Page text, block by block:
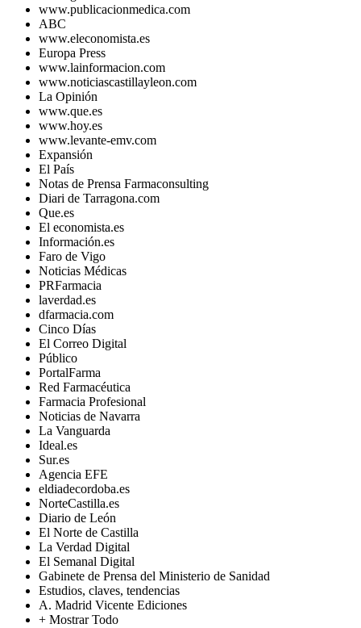
www.publicacionmedica.com
ABC
www.eleconomista.es
Europa Press
www.lainformacion.com
www.noticiascastillayleon.com
La Opinión
www.que.es
www.hoy.es
www.levante-emv.com
Expansión
El País
Notas de Prensa Farmaconsulting
Diari de Tarragona.com
Que.es
El economista.es
Información.es
Faro de Vigo
Noticias Médicas
PRFarmacia
laverdad.es
dfarmacia.com
Cinco Días
El Correo Digital
Público
PortalFarma
Red Farmacéutica
Farmacia Profesional
Noticias de Navarra
La Vanguarda
Ideal.es
Sur.es
Agencia EFE
eldiadecordoba.es
NorteCastilla.es
Diario de León
El Norte de Castilla
La Verdad Digital
El Semanal Digital
Gabinete de Prensa del Ministerio de Sanidad
Estudios, claves, tendencias
A. Madrid Vicente Ediciones
+ Mostrar Todo